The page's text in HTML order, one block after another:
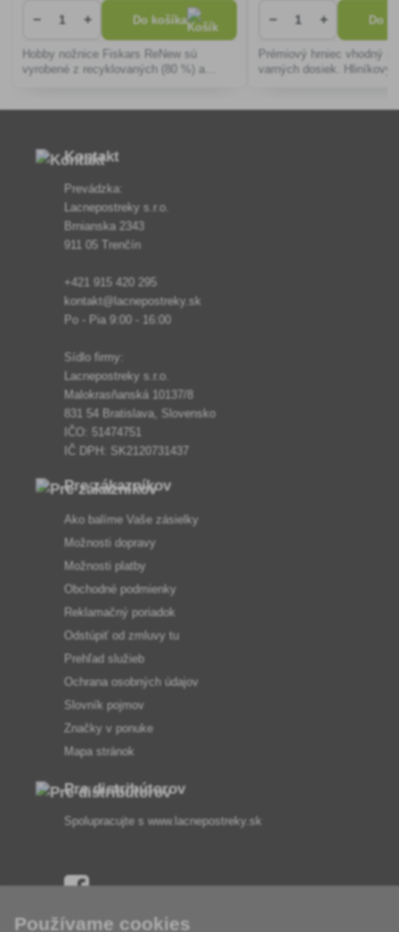
− + Do košíka
Hobby nožnice Fiskars ReNew sú
vyrobené z recyklovaných (80 %) a
− + Do
Prémiový hrniec vhodný
varných dosiek. Hliníkový
Kontakt
Prevádzka:
Lacnepostreky s.r.o.
Brnianska 2343
911 05 Trenčín
+421 915 420 295
kontakt@lacnepostreky.sk
Po - Pia 9:00 - 16:00
Sídlo firmy:
Lacnepostreky s.r.o.
Malokrasňanská 10137/8
831 54 Bratislava, Slovensko
IČO: 51474751
IČ DPH: SK2120731437
Pre zákazníkov
Ako balíme Vaše zásielky
Možnosti dopravy
Možnosti platby
Obchodné podmienky
Reklamačný poriadok
Odstúpiť od zmluvy tu
Prehľad služieb
Ochrana osobných údajov
Slovník pojmov
Značky v ponuke
Mapa stránok
Pre distribútorov
Spolupracujte s www.lacnepostreky.sk
Vždy vám odborne poradíme
Používame cookies